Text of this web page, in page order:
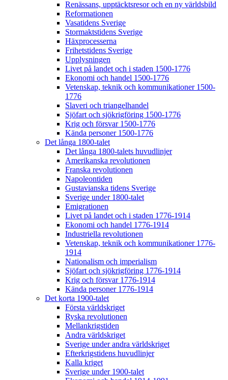
Renässans, upptäcktsresor och en ny världsbild
Reformationen
Vasatidens Sverige
Stormaktstidens Sverige
Häxprocesserna
Frihetstidens Sverige
Upplysningen
Livet på landet och i staden 1500-1776
Ekonomi och handel 1500-1776
Vetenskap, teknik och kommunikationer 1500-
1776
Slaveri och triangelhandel
Sjöfart och sjökrigföring 1500-1776
Krig och försvar 1500-1776
Kända personer 1500-1776
Det långa 1800-talet
Det långa 1800-talets huvudlinjer
Amerikanska revolutionen
Franska revolutionen
Napoleontiden
Gustavianska tidens Sverige
Sverige under 1800-talet
Emigrationen
Livet på landet och i staden 1776-1914
Ekonomi och handel 1776-1914
Industriella revolutionen
Vetenskap, teknik och kommunikationer 1776-
1914
Nationalism och imperialism
Sjöfart och sjökrigföring 1776-1914
Krig och försvar 1776-1914
Kända personer 1776-1914
Det korta 1900-talet
Första världskriget
Ryska revolutionen
Mellankrigstiden
Andra världskriget
Sverige under andra världskriget
Efterkrigstidens huvudlinjer
Kalla kriget
Sverige under 1900-talet